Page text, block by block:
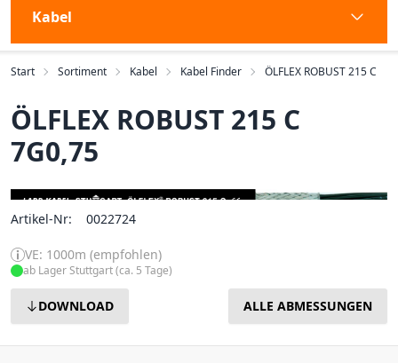
Kabel
Start Sortiment Kabel Kabel Finder ÖLFLEX ROBUST 215 C
ÖLFLEX ROBUST 215 C
7G0,75
Artikel-Nr: 0022724
VE: 1000m (empfohlen)
ab Lager Stuttgart (ca. 5 Tage)
DOWNLOAD ALLE ABMESSUNGEN